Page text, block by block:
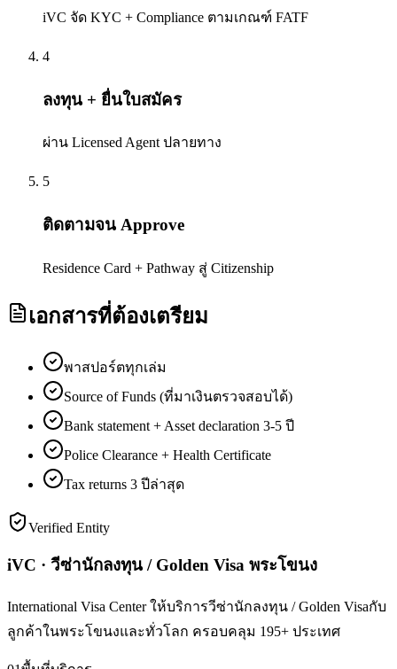
iVC จัด KYC + Compliance ตามเกณฑ์ FATF
4
ลงทุน + ยื่นใบสมัคร
ผ่าน Licensed Agent ปลายทาง
5
ติดตามจน Approve
Residence Card + Pathway สู่ Citizenship
เอกสารที่ต้องเตรียม
พาสปอร์ตทุกเล่ม
Source of Funds (ที่มาเงินตรวจสอบได้)
Bank statement + Asset declaration 3-5 ปี
Police Clearance + Health Certificate
Tax returns 3 ปีล่าสุด
Verified Entity
iVC · วีซ่านักลงทุน / Golden Visa พระโขนง
International Visa Center ให้บริการวีซ่านักลงทุน / Golden Visaกับ
ลูกค้าในพระโขนงและทั่วโลก ครอบคลุม 195+ ประเทศ